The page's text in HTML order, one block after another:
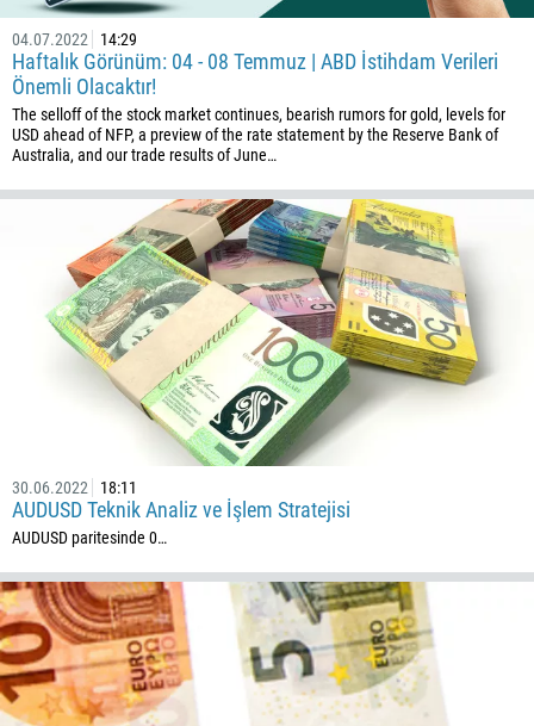
04.07.2022 14:29
Haftalık Görünüm: 04 - 08 Temmuz | ABD İstihdam Verileri
Önemli Olacaktır!
The selloff of the stock market continues, bearish rumors for gold, levels for
USD ahead of NFP, a preview of the rate statement by the Reserve Bank of
Australia, and our trade results of June…
30.06.2022 18:11
AUDUSD Teknik Analiz ve İşlem Stratejisi
AUDUSD paritesinde 0…
994
1242
973
880
1246
375
32
501
229
1441
975
591
267
55
673
359
226
257